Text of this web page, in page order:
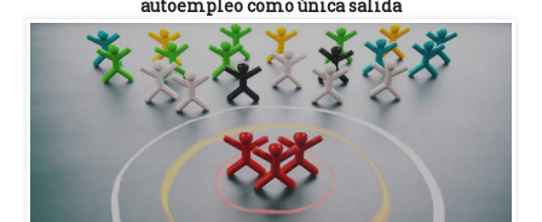
autoempleo como única salida